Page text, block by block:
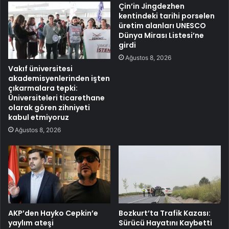
Vakıf üniversitesi
akademisyenlerinden işten
çıkarmalara tepki:
Üniversiteleri ticarethane
olarak gören zihniyeti
kabul etmiyoruz
Ağustos 8, 2026
Çin’in Jingdezhen
kentindeki tarihi porselen
üretim alanları UNESCO
Dünya Mirası Listesi’ne
girdi
Ağustos 8, 2026
AKP’den Hayko Cepkin’e
yaylım ateşi
Bozkurt’ta Trafik Kazası:
Sürücü Hayatını Kaybetti